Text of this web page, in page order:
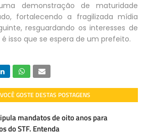
demonstração de maturidade
fortalecendo a fragilizada mídia
resguardando os interesses de
é isso que se espera de um prefeito.
GOSTE DESTAS POSTAGENS
mandatos de oito anos para
do STF. Entenda